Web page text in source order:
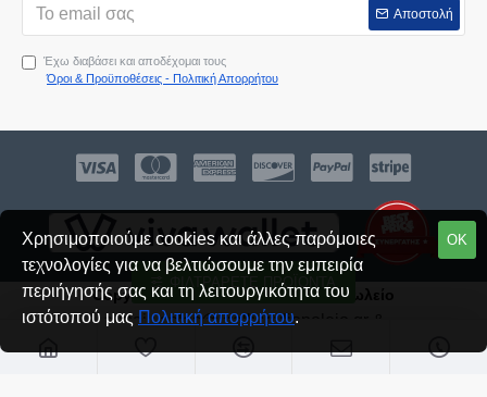
Αποστολή
Έχω διαβάσει και αποδέχομαι τους
Όροι & Προϋποθέσεις - Πολιτική Απορρήτου
Copyright © 2021, Κράλλη Βιβλιοπωλείο
e-mail:sales@kralli-vivliopoleio.gr
ΟΚ
Χρησιμοποιούμε cookies και άλλες παρόμοιες
τεχνολογίες για να βελτιώσουμε την εμπειρία
περιήγησής σας και τη λειτουργικότητα του
ιστότοπού μας Πολιτική απορρήτου.
ΦΙΛΤΡΆΡΕΤΕ ΠΡΟΪΌΝΤΑ